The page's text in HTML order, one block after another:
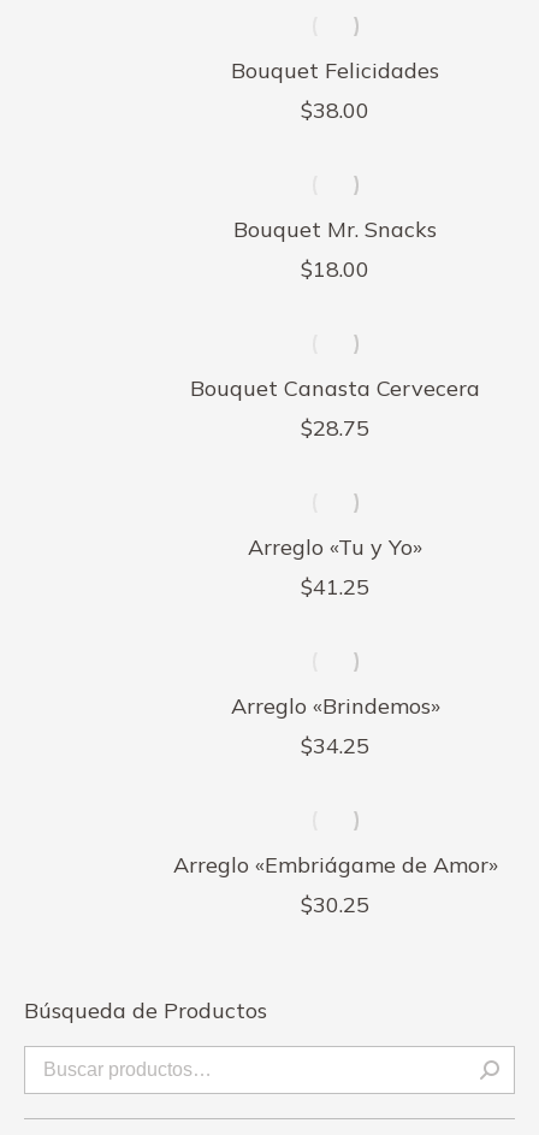
Bouquet Felicidades
$38.00
Bouquet Mr. Snacks
$18.00
Bouquet Canasta Cervecera
$28.75
Arreglo «Tu y Yo»
$41.25
Arreglo «Brindemos»
$34.25
Arreglo «Embriágame de Amor»
$30.25
Búsqueda de Productos